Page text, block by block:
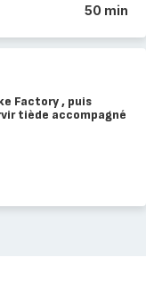
50 min
Factory , puis
tiède accompagné